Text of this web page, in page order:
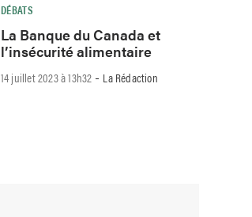
DÉBATS
La Banque du Canada et
l’insécurité alimentaire
14 juillet 2023 à 13h32 - La Rédaction